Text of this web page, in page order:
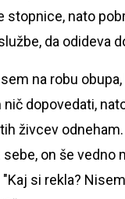
stopnice, nato
da odideva
na robu
dopovedati,
živcev
on še vedno
"Kaj si rekla?